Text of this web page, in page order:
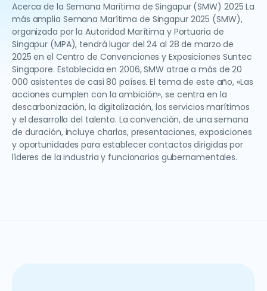
Acerca de la Semana Marítima de Singapur (SMW) 2025 La
más amplia Semana Marítima de Singapur 2025 (SMW),
organizada por la Autoridad Marítima y Portuaria de
Singapur (MPA), tendrá lugar del 24 al 28 de marzo de
2025 en el Centro de Convenciones y Exposiciones Suntec
Singapore. Establecida en 2006, SMW atrae a más de 20
000 asistentes de casi 80 países. El tema de este año, «Las
acciones cumplen con la ambición», se centra en la
descarbonización, la digitalización, los servicios marítimos
y el desarrollo del talento. La convención, de una semana
de duración, incluye charlas, presentaciones, exposiciones
y oportunidades para establecer contactos dirigidas por
líderes de la industria y funcionarios gubernamentales.